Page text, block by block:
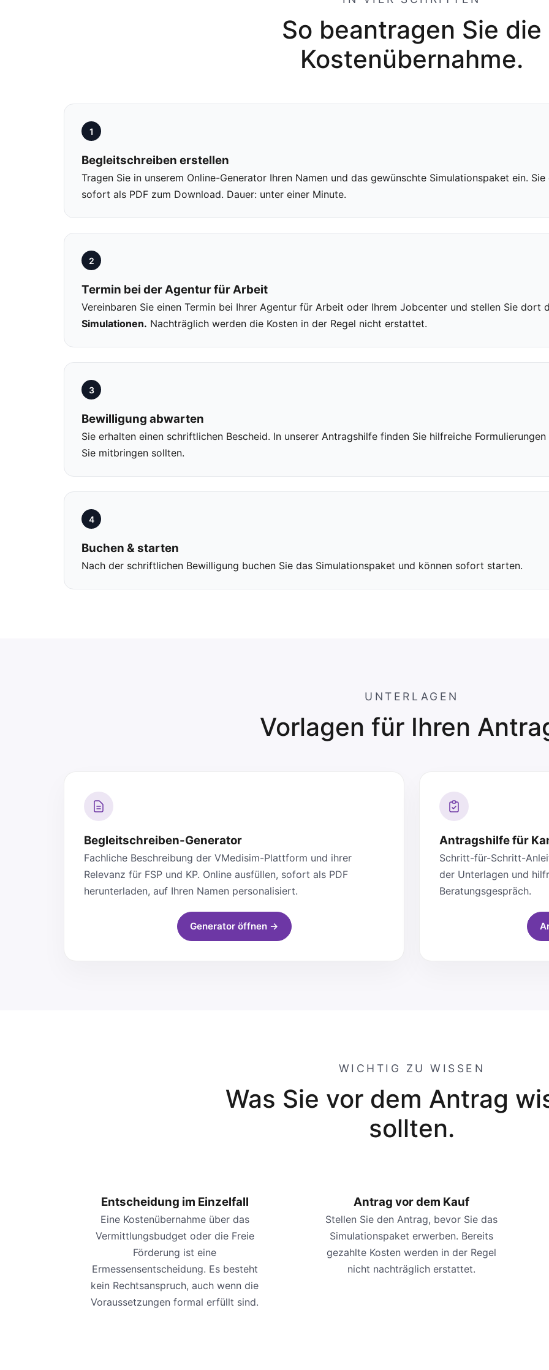
So beantragen Sie die
Kostenübernahme.
1
Begleitschreiben erstellen
Tragen Sie in unserem Online-Generator Ihren Namen und das gewünschte Simulationspaket ein.
sofort als PDF zum Download. Dauer: unter einer Minute.
2
Termin bei der Agentur für Arbeit
Vereinbaren Sie einen Termin bei Ihrer Agentur für Arbeit oder Ihrem Jobcenter und stellen Sie dort
Simulationen. Nachträglich werden die Kosten in der Regel nicht erstattet.
3
Bewilligung abwarten
Sie erhalten einen schriftlichen Bescheid. In unserer Antragshilfe finden Sie hilfreiche
Sie mitbringen sollten.
4
Buchen & starten
Nach der schriftlichen Bewilligung buchen Sie das Simulationspaket und können sofort starten.
UNTERLAGEN
Vorlagen für Ihren
Begleitschreiben-Generator
Fachliche Beschreibung der VMedisim-Plattform und ihrer
Relevanz für FSP und KP. Online ausfüllen, sofort als PDF
herunterladen, auf Ihren Namen personalisiert.
Generator öffnen →
Antragshilfe für
Schritt-für-Schritt-
der Unterlagen und
Beratungsgespräch.
WICHTIG ZU WISSEN
Was Sie vor dem Antrag
sollten.
Entscheidung im Einzelfall
Eine Kostenübernahme über das
Vermittlungsbudget oder die Freie
Förderung ist eine
Ermessensentscheidung. Es besteht
kein Rechtsanspruch, auch wenn die
Voraussetzungen formal erfüllt sind.
Antrag vor dem Kauf
Stellen Sie den Antrag, bevor Sie das
Simulationspaket erwerben. Bereits
gezahlte Kosten werden in der Regel
nicht nachträglich erstattet.